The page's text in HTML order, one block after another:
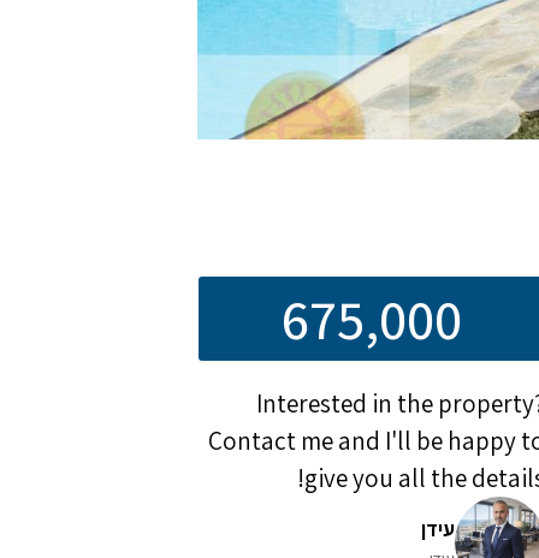
675,000
Interested in the
Contact me and I'll be happy
give you all the
עידן